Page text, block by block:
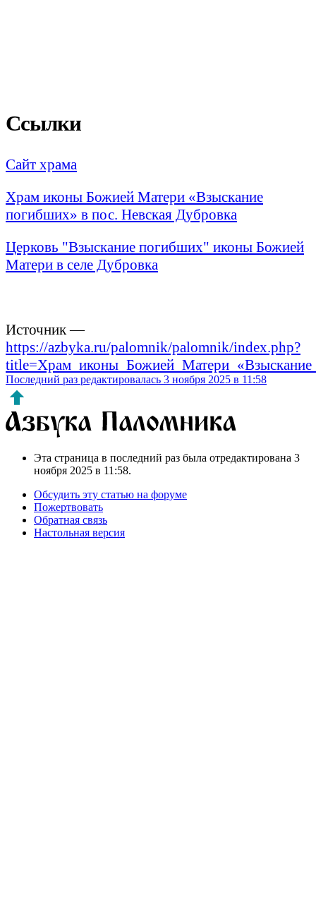
Ссылки
Сайт храма
Храм иконы Божией Матери «Взыскание
погибших» в пос. Невская Дубровка
Церковь "Взыскание погибших" иконы Божией
Матери в селе Дубровка
Источник —
https://azbyka.ru/palomnik/palomnik/index.php?
Последний раз редактировалась 3 ноября 2025 в 11:58
Эта страница в последний раз была отредактирована 3
ноября 2025 в 11:58.
Обсудить эту статью на форуме
Пожертвовать
Обратная связь
Настольная версия